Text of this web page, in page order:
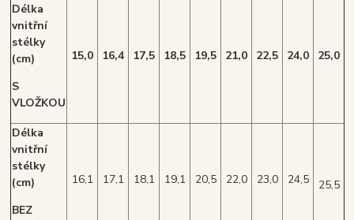
Délka
vnitřní
stélky
(cm)
S
VLOŽKOU
15,0 16,4 17,5 18,5 19,5 21,0 22,5 24,0 25,0
Délka
vnitřní
stélky
(cm)
BEZ
16,1 17,1 18,1 19,1 20,5 22,0 23,0 24,5 25,5